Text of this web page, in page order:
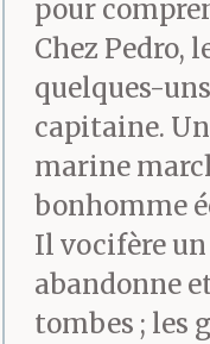
presque
Préfère,
temps,
autres,
ceux qui
d’un
pour
Chez Pedro,
quelques-
capitaine.
marine
bonhomme
Il vocifère un
abandonne
tombes ; les